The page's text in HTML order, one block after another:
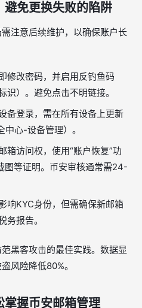
避免更换失败的陷阱
注意后续维护，以确保账户长
修改密码，并启用反钓鱼码
识）。避免点击不明链接。
备登录，需在所有设备上更新
心-设备管理）。
箱访问权，使用“账户恢复”功
图等证明。币安审核通常需24-
响KYC身份，但需确保新邮箱
务报告。
黑客攻击的最佳实践。数据显
风险降低80%。
掌握币安邮箱管理